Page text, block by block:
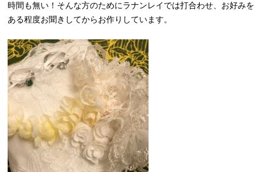
時間も無い！そんな方のためにラナンレイでは打合わせ、お好みを
ある程度お聞きしてからお作りしています。